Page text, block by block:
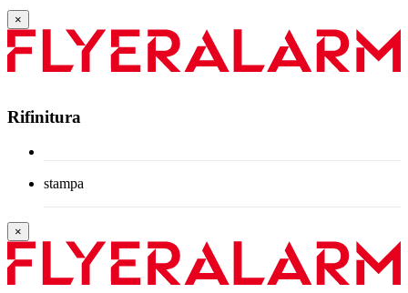
×
Rifinitura
stampa
×